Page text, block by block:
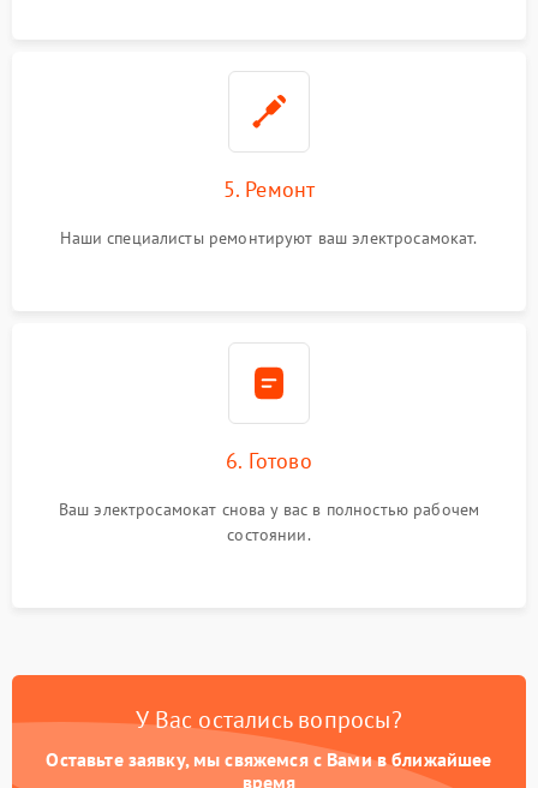
5. Ремонт
Наши специалисты ремонтируют ваш электросамокат.
6. Готово
Ваш электросамокат снова у вас в полностью рабочем
состоянии.
У Вас остались вопросы?
Оставьте заявку, мы свяжемся с Вами в ближайшее
время